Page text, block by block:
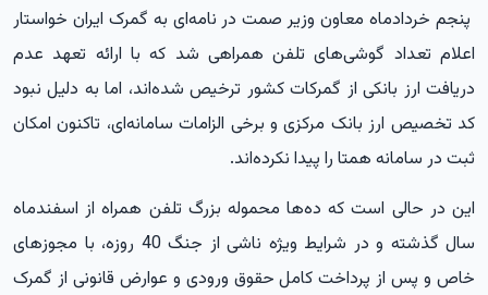
پنجم خردادماه معاون وزیر صمت در نامه‌ای به گمرک ایران خواستار
اعلام تعداد گوشی‌های تلفن همراهی شد که با ارائه تعهد عدم
دریافت ارز بانکی از گمرکات کشور ترخیص شده‌اند، اما به دلیل نبود
کد تخصیص ارز بانک مرکزی و برخی الزامات سامانه‌ای، تاکنون امکان
ثبت در سامانه همتا را پیدا نکرده‌اند.
این در حالی است که ده‌ها محموله بزرگ تلفن همراه از اسفندماه
سال گذشته و در شرایط ویژه ناشی از جنگ 40 روزه، با مجوزهای
خاص و پس از پرداخت کامل حقوق ورودی و عوارض قانونی از گمرک